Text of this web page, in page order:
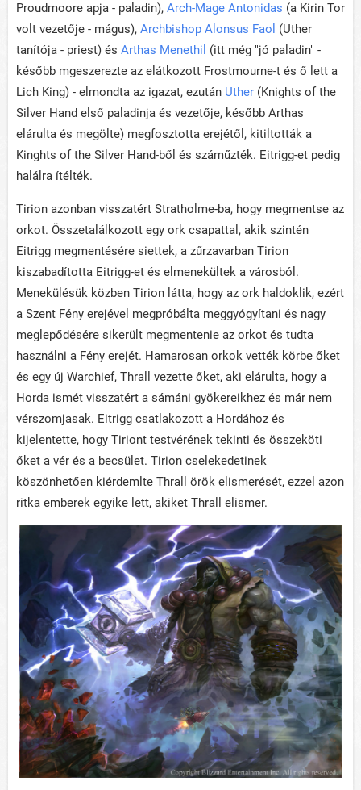
Proudmoore apja - paladin), Arch-Mage Antonidas (a Kirin Tor
volt vezetője - mágus), Archbishop Alonsus Faol (Uther
tanítója - priest) és Arthas Menethil (itt még "jó paladin" -
később mgeszerezte az elátkozott Frostmourne-t és ő lett a
Lich King) - elmondta az igazat, ezután Uther (Knights of the
Silver Hand első paladinja és vezetője, később Arthas
elárulta és megölte) megfosztotta erejétől, kitiltották a
Kinghts of the Silver Hand-ből és száműzték. Eitrigg-et pedig
halálra ítélték.
Tirion azonban visszatért Stratholme-ba, hogy megmentse az
orkot. Összetalálkozott egy ork csapattal, akik szintén
Eitrigg megmentésére siettek, a zűrzavarban Tirion
kiszabadította Eitrigg-et és elmenekültek a városból.
Menekülésük közben Tirion látta, hogy az ork haldoklik, ezért
a Szent Fény erejével megpróbálta meggyógyítani és nagy
meglepődésére sikerült megmentenie az orkot és tudta
használni a Fény erejét. Hamarosan orkok vették körbe őket
és egy új Warchief, Thrall vezette őket, aki elárulta, hogy a
Horda ismét visszatért a sámáni gyökereikhez és már nem
vérszomjasak. Eitrigg csatlakozott a Hordához és
kijelentette, hogy Tiriont testvérének tekinti és összeköti
őket a vér és a becsület. Tirion cselekedetinek
köszönhetően kiérdemlte Thrall örök elismerését, ezzel azon
ritka emberek egyike lett, akiket Thrall elismer.